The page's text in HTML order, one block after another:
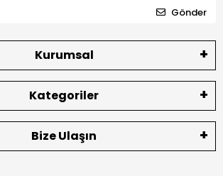
Gönder
Kurumsal
Kategoriler
Bize Ulaşın